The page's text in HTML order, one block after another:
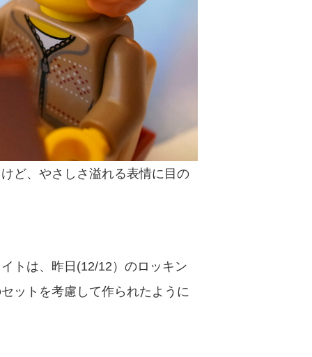
ど、やさしさ溢れる表情に目の
トは、昨日(12/12）のロッキン
ットを考慮して作られたように